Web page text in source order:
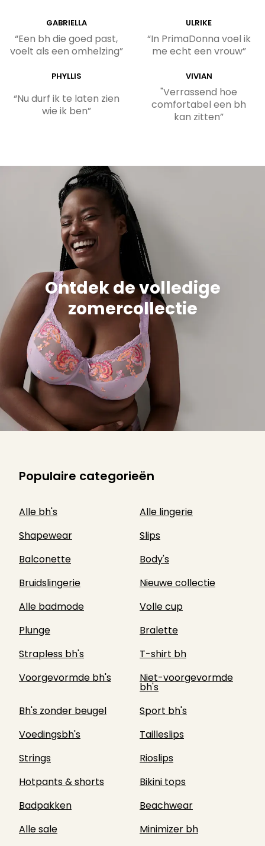
GABRIELLA
“Een bh die goed past,
voelt als een omhelzing”
ULRIKE
“In PrimaDonna voel ik
me echt een vrouw”
PHYLLIS
“Nu durf ik te laten zien
wie ik ben”
VIVIAN
"Verrassend hoe
comfortabel een bh
kan zitten”
Ontdek de volledige
zomercollectie
Populaire categorieën
Alle bh's
Alle lingerie
Shapewear
Slips
Balconette
Body's
Bruidslingerie
Nieuwe collectie
Alle badmode
Volle cup
Plunge
Bralette
Strapless bh's
T-shirt bh
Voorgevormde bh's
Niet-voorgevormde
bh's
Bh's zonder beugel
Sport bh's
Voedingsbh's
Tailleslips
Strings
Rioslips
Hotpants & shorts
Bikini tops
Badpakken
Beachwear
Alle sale
Minimizer bh